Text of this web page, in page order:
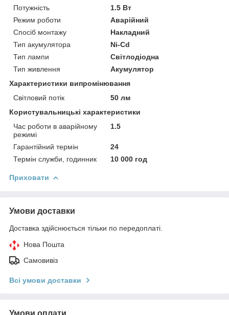
Потужність
1.5 Вт
Режим роботи
Аварійний
Спосіб монтажу
Накладний
Тип акумулятора
Ni-Cd
Тип лампи
Світлодіодна
Тип живлення
Акумулятор
Характеристики випромінювання
Світловий потік
50 лм
Користувальницькі характеристики
Час роботи в аварійному
режимі
1.5
Гарантійний термін
24
Термін служби, годинник
10 000 год
Приховати
Умови доставки
Доставка здійснюється тільки по передоплаті.
Нова Пошта
Самовивіз
Всі умови доставки
Умови оплати